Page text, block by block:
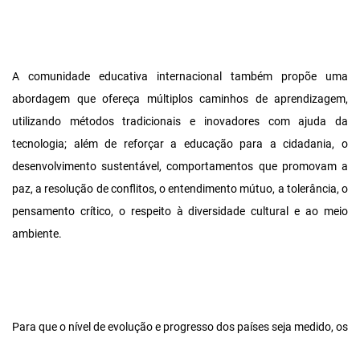
A comunidade educativa internacional também propõe uma
abordagem que ofereça múltiplos caminhos de aprendizagem,
utilizando métodos tradicionais e inovadores com ajuda da
tecnologia; além de reforçar a educação para a cidadania, o
desenvolvimento sustentável, comportamentos que promovam a
paz, a resolução de conflitos, o entendimento mútuo, a tolerância, o
pensamento crítico, o respeito à diversidade cultural e ao meio
ambiente.
Para que o nível de evolução e progresso dos países seja medido, os